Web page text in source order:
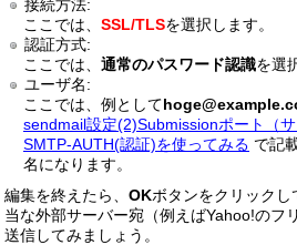
接続方法:
ここでは、 SSL/TLSを選択します。
認証方式:
ここでは、 通常のパスワード認識を選
ユーザ名:
ここでは、例として
sendmail設定(2)Submissionポート（
SMTP-AUTH(認証)を使ってみる で記
名になります。
編集を終えたら、 OKボタンをクリック
当な外部サーバー宛（例えばYahoo!のフ
送信してみましょう。